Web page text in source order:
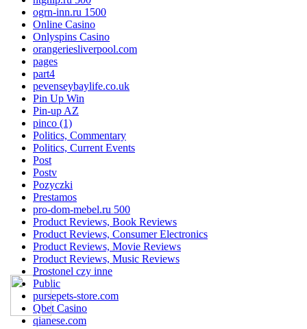
ogrn-inn.ru 1500
Online Casino
Onlyspins Casino
orangeriesliverpool.com
pages
part4
pevenseybaylife.co.uk
Pin Up Win
Pin-up AZ
pinco (1)
Politics, Commentary
Politics, Current Events
Post
Postv
Pozyczki
Prestamos
pro-dom-mebel.ru 500
Product Reviews, Book Reviews
Product Reviews, Consumer Electronics
Product Reviews, Movie Reviews
Product Reviews, Music Reviews
Prostonel czy inne
Public
pursepets-store.com
Qbet Casino
qianese.com